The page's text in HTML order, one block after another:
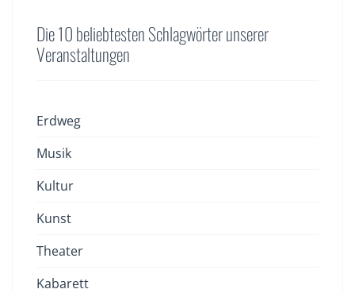
Die 10 beliebtesten Schlagwörter unserer
Veranstaltungen
Erdweg
Musik
Kultur
Kunst
Theater
Kabarett